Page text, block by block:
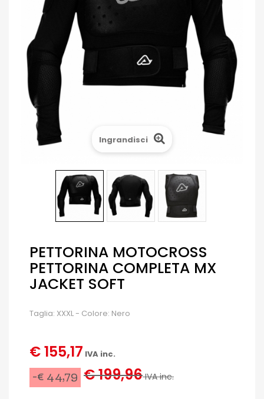
Ingrandisci
PETTORINA MOTOCROSS
PETTORINA COMPLETA MX
JACKET SOFT
Taglia: XXXL - Colore: Nero
€ 155,17 IVA inc.
-€ 44,79 € 199,96IVA inc.